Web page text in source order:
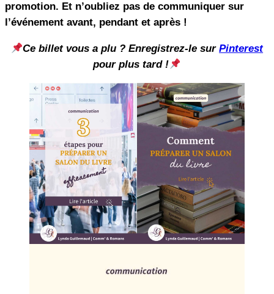
promotion. Et n’oubliez pas de communiquer sur
l’événement avant, pendant et après !
Ce billet vous a plu ? Enregistrez-le surPinterest
pour plus tard !